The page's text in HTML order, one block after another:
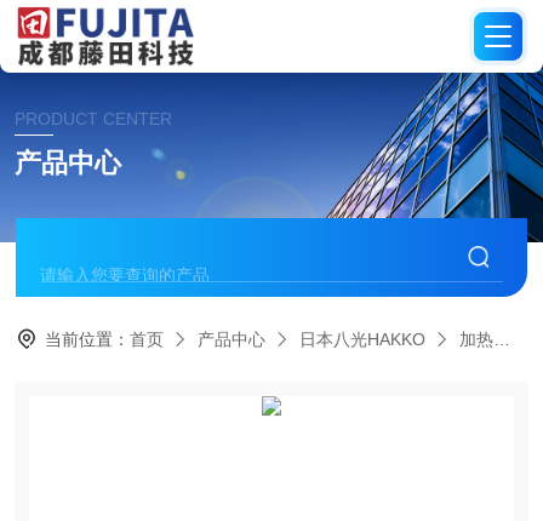
PRODUCT CENTER
产品中心
当前位置：首页 产品中心 日本八光HAKKO 加热棒